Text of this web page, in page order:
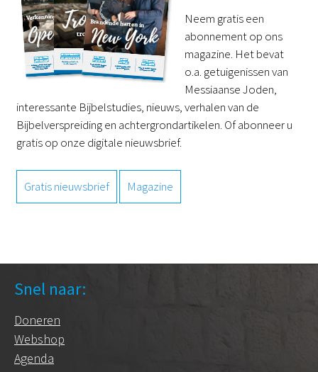
Neem gratis een
abonnement op ons
magazine. Het bevat
o.a. getuigenissen van
Messiaanse Joden,
interessante Bijbelstudies, nieuws, verhalen van de
Bijbelverspreiding en achtergrondartikelen. Of abonneer u
gratis op onze digitale nieuwsbrief.
Gratis nieuwsbrief Magazine
Snel naar:
Doneren
Webshop
Agenda